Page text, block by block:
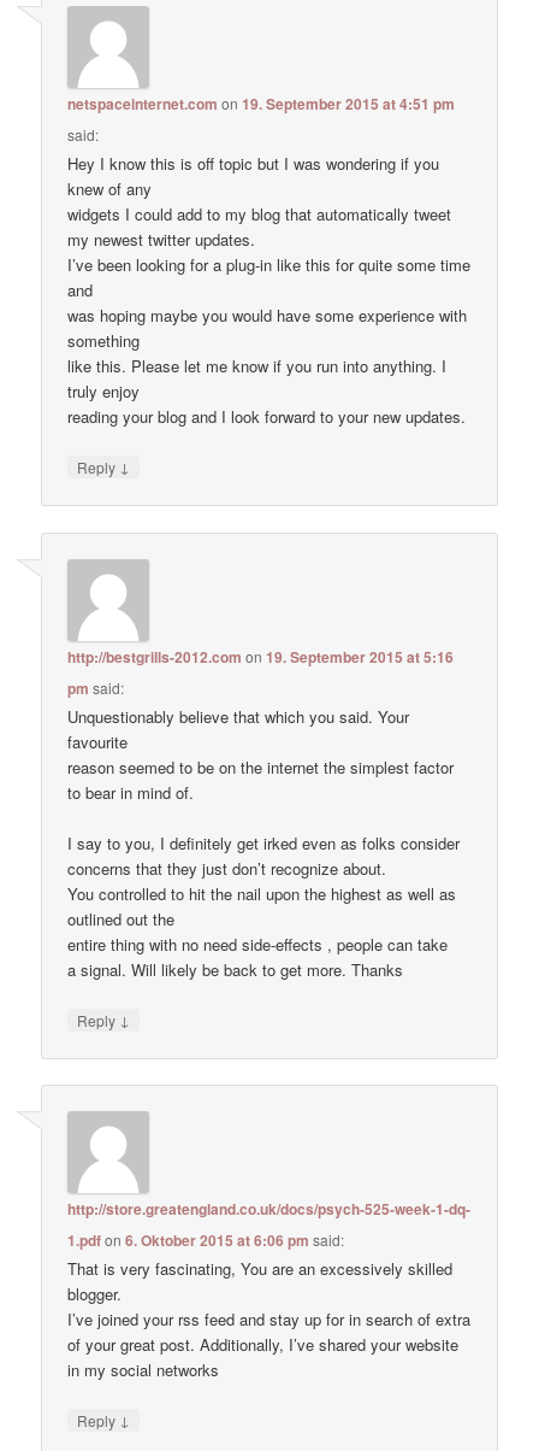
netspaceinternet.com on19. September 2015 at 4:51 pm
said:
Hey I know this is off topic but I was wondering if you
knew of any
widgets I could add to my blog that automatically tweet
my newest twitter updates.
I’ve been looking for a plug-in like this for quite some time
and
was hoping maybe you would have some experience with
something
like this. Please let me know if you run into anything. I
truly enjoy
reading your blog and I look forward to your new updates.
Reply ↓
http://bestgrills-2012.com on19. September 2015 at 5:16
pm said:
Unquestionably believe that which you said. Your
favourite
reason seemed to be on the internet the simplest factor
to bear in mind of.
I say to you, I definitely get irked even as folks consider
concerns that they just don’t recognize about.
You controlled to hit the nail upon the highest as well as
outlined out the
entire thing with no need side-effects , people can take
a signal. Will likely be back to get more. Thanks
Reply ↓
http://store.greatengland.co.uk/docs/psych-525-week-1-dq-
1.pdfon6. Oktober 2015 at 6:06 pm said:
That is very fascinating, You are an excessively skilled
blogger.
I’ve joined your rss feed and stay up for in search of extra
of your great post. Additionally, I’ve shared your website
in my social networks
Reply ↓